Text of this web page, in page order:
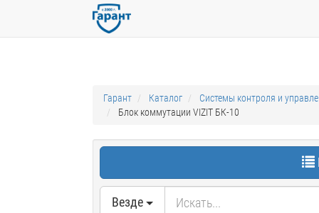
Гарант Каталог
Системы контроля и
Блок коммутации VIZIT БК-10
Везде